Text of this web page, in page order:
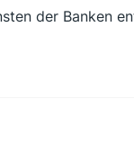
der Banken